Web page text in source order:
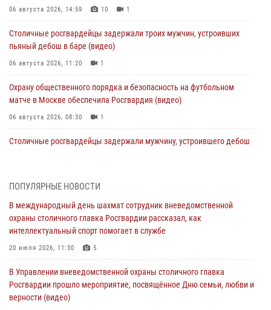
06 августа 2026, 14:59 10 1
Столичные росгвардейцы задержали троих мужчин, устроивших
пьяный дебош в баре (видео)
06 августа 2026, 11:20 1
Охрану общественного порядка и безопасность на футбольном
матче в Москве обеспечила Росгвардия (видео)
06 августа 2026, 08:30 1
Столичные росгвардейцы задержали мужчину, устроившего дебош
футбольного матча Кубка России (Видео)
05 августа 2026, 12:35
Делегация МВД Республики Беларусь ознакомилась с передовыми
04 августа 2026, 18:16
В столичном главке Росгвардии завершился чемпионат по самбо и
ПОПУЛЯРНЫЕ НОВОСТИ
В международный день шахмат сотрудник вневедомственной
охраны столичного главка Росгвардии рассказал, как
интеллектуальный спорт помогает в службе
20 июля 2026, 11:30 5
В Управлении вневедомственной охраны столичного главка
Росгвардии прошло мероприятие, посвящённое Дню семьи, любви и
верности (видео)